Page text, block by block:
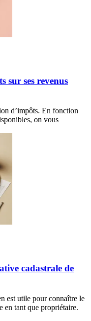
sur ses revenus
d’impôts. En fonction
on vous
cadastrale de
est utile pour connaître le
en tant que propriétaire.